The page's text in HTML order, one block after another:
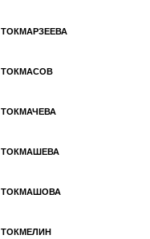
ТОКМАРЗЕЕВА
ТОКМАСОВ
ТОКМАЧЕВА
ТОКМАШЕВА
ТОКМАШОВА
ТОКМЕЛИН